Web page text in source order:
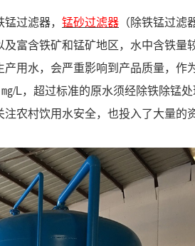
过滤器， 锰砂过滤器 （除铁锰过
富含铁矿和锰矿地区，水中含铁
用水，会严重影响到产品质量，
/L，超过标准的原水须经除铁除锰
农村饮用水安全，也投入了大量的